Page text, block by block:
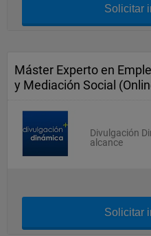
Solicitar
Máster Experto en
y Mediación Social
Divulgación
alcance
Solicitar